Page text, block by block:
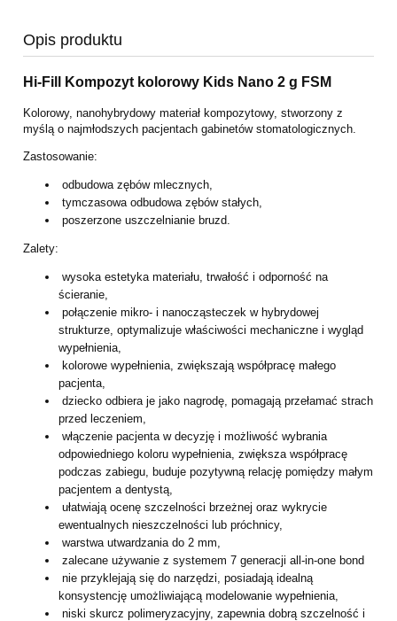
Opis produktu
Hi-Fill Kompozyt kolorowy Kids Nano 2 g FSM
Kolorowy, nanohybrydowy materiał kompozytowy, stworzony z
myślą o najmłodszych pacjentach gabinetów stomatologicznych.
Zastosowanie:
odbudowa zębów mlecznych,
tymczasowa odbudowa zębów stałych,
poszerzone uszczelnianie bruzd.
Zalety:
wysoka estetyka materiału, trwałość i odporność na
ścieranie,
połączenie mikro- i nanocząsteczek w hybrydowej
strukturze, optymalizuje właściwości mechaniczne i wygląd
wypełnienia,
kolorowe wypełnienia, zwiększają współpracę małego
pacjenta,
dziecko odbiera je jako nagrodę, pomagają przełamać strach
przed leczeniem,
włączenie pacjenta w decyzję i możliwość wybrania
odpowiedniego koloru wypełnienia, zwiększa współpracę
podczas zabiegu, buduje pozytywną relację pomiędzy małym
pacjentem a dentystą,
ułatwiają ocenę szczelności brzeżnej oraz wykrycie
ewentualnych nieszczelności lub próchnicy,
warstwa utwardzania do 2 mm,
zalecane używanie z systemem 7 generacji all‑in‑one bond
nie przyklejają się do narzędzi, posiadają idealną
konsystencję umożliwiającą modelowanie wypełnienia,
niski skurcz polimeryzacyjny, zapewnia dobrą szczelność i